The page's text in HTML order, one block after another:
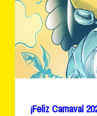
¡Feliz Carnaval